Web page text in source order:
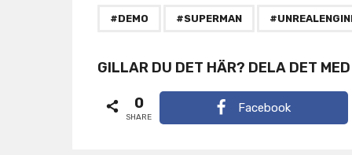
P
g
#DEMO #SUPERMAN
GILLAR DU DET HÄR? DELA DET
0
SHARE
Facebook